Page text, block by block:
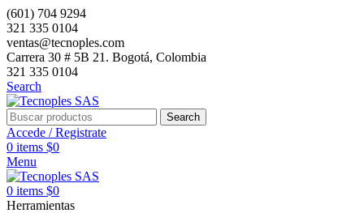
(601) 704 9294
321 335 0104
ventas@tecnoples.com
Carrera 30 # 5B 21. Bogotá, Colombia
321 335 0104
Search
Search
Accede / Registrate
0 items $0
Menu
0 items $0
Herramientas